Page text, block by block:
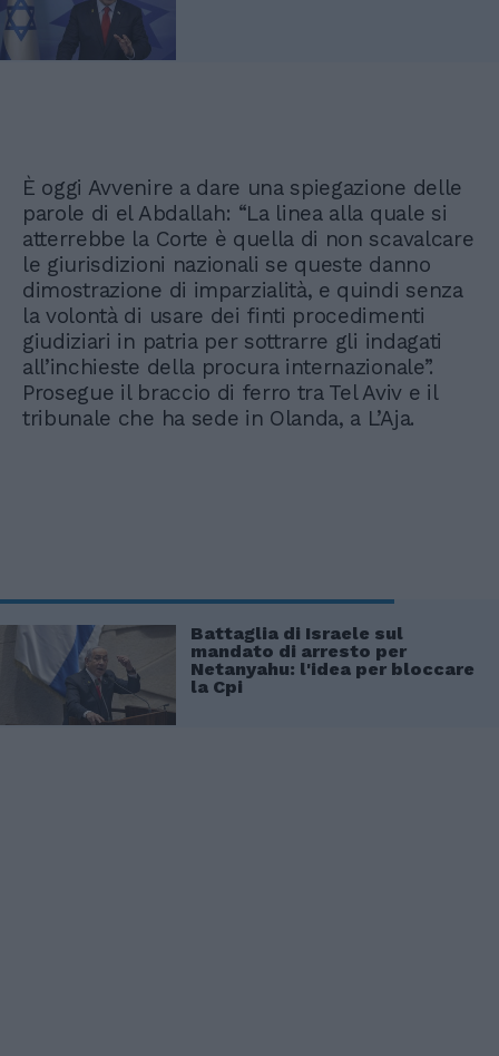
È oggi Avvenire a dare una spiegazione delle
parole di el Abdallah: “La linea alla quale si
atterrebbe la Corte è quella di non scavalcare
le giurisdizioni nazionali se queste danno
dimostrazione di imparzialità, e quindi senza
la volontà di usare dei finti procedimenti
giudiziari in patria per sottrarre gli indagati
all’inchieste della procura internazionale”.
Prosegue il braccio di ferro tra Tel Aviv e il
tribunale che ha sede in Olanda, a L’Aja.
Battaglia di Israele sul
mandato di arresto per
Netanyahu: l'idea per bloccare
la Cpi